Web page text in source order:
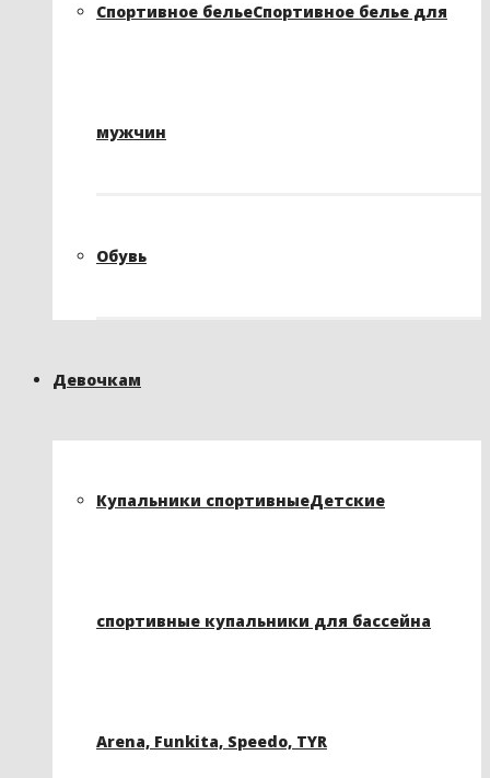
Спортивное бельеСпортивное белье для
мужчин
Обувь
Девочкам
Купальники спортивныеДетские
спортивные купальники для бассейна
Arena, Funkita, Speedo, TYR